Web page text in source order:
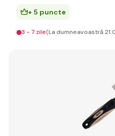
+ 5 puncte
3 - 7 zile(La dumneavoastră